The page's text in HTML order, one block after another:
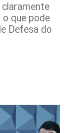
que pode
Defesa do